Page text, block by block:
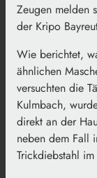
Zeugen melden
der Kripo
Wie berichtet,
ähnlichen
versuchten die
Kulmbach,
direkt an der
neben dem Fall
Trickdiebstahl